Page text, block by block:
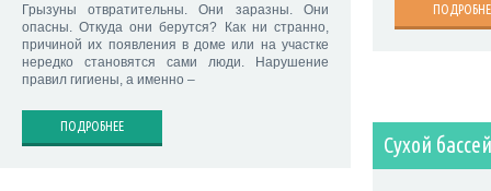
Грызуны отвратительны. Они заразны. Они
опасны. Откуда они берутся? Как ни странно,
причиной их появления в доме или на участке
нередко становятся сами люди. Нарушение
правил гигиены, а именно –
ПОДРОБНЕЕ
Сухой